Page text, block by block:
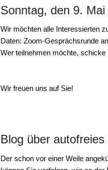
Sonntag, den 9.
Wir möchten alle Interessierten
Daten: Zoom-Gesprächsrunde
Wer teilnehmen möchte,
Wir freuen uns auf Sie!
Blog über
Der schon vor einer Weile